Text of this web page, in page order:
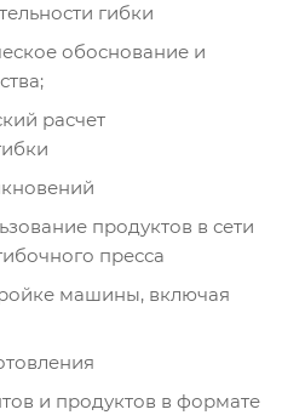
гибки
обоснование и
расчет
продуктов в сети
пресса
машины, включая
и продуктов в формате